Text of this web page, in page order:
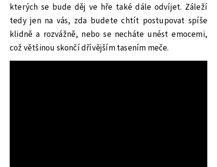
kterých se bude děj ve hře také dále odvíjet. Záleží
tedy jen na vás, zda budete chtít postupovat spíše
klidně a rozvážně, nebo se necháte unést emocemi,
což většinou skončí dřívějším tasením meče.